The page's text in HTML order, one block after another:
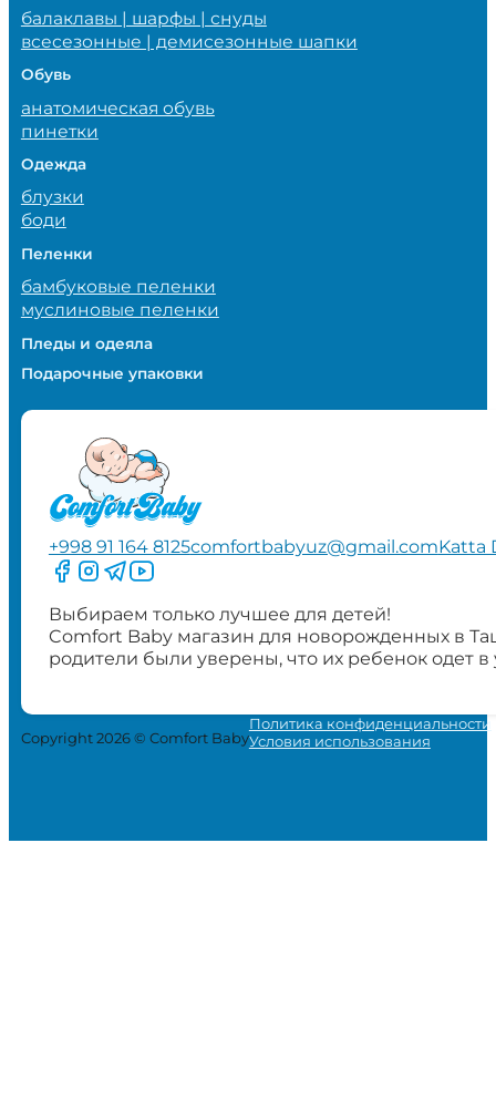
балаклавы | шарфы | снуды
всесезонные | демисезонные шапки
Обувь
анатомическая обувь
пинетки
Одежда
блузки
боди
Пеленки
бамбуковые пеленки
муслиновые пеленки
Пледы и одеяла
Подарочные упаковки
+998 91 164 8125comfortbabyuz@gmail.comKatta
Следите за нами на Facebook
Следите за нами в Instagram
Следите за нами в Telegram
Следите за нами в YouTube
Выбираем только лучшее для детей!
Comfort Baby магазин для новорожденных в
родители были уверены, что их ребенок одет
Copyright 2026 © Comfort Baby
Политика конфиденциальности
Условия использования